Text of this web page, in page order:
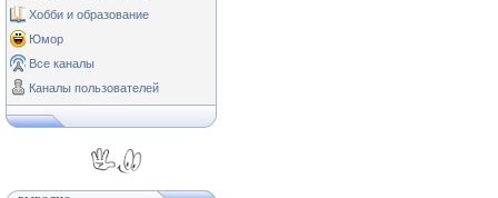
Хобби и образование
Юмор
Все каналы
Каналы пользователей